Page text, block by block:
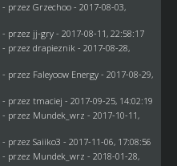
- przez Grzechoo- 2017-08-03,
- przez jj-gry- 2017-08-11, 22:58:17
- przez drapieznik- 2017-08-28,
- przez Faleyoow Energy- 2017-08-29,
- przez tmaciej - 2017-09-25, 14:02:19
- przez Mundek_wrz - 2017-10-11,
- przez Saiiko3 - 2017-11-06, 17:08:56
- przez Mundek_wrz - 2018-01-28,